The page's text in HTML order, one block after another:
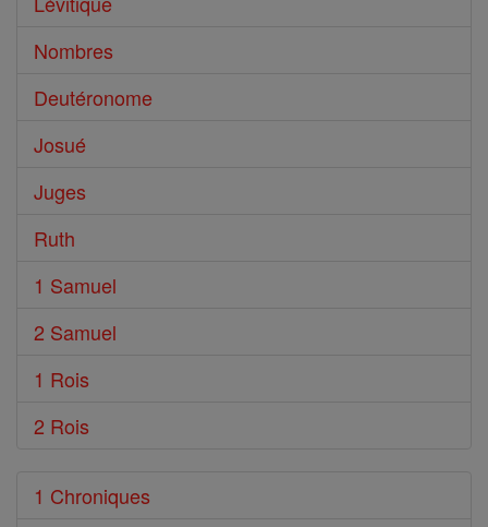
Nombres
Deutéronome
Josué
Juges
Ruth
1 Samuel
2 Samuel
1 Rois
2 Rois
1 Chroniques